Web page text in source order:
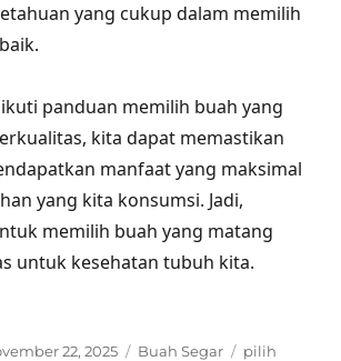
yang cukup dalam memilih
panduan memilih buah yang
kita dapat memastikan
manfaat yang maksimal
yang kita konsumsi. Jadi,
memilih buah yang matang
untuk kesehatan tubuh kita.
22, 2025 Categories
Buah Segar Tags
pilih